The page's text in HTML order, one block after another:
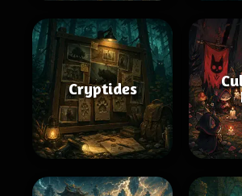
Cryptides